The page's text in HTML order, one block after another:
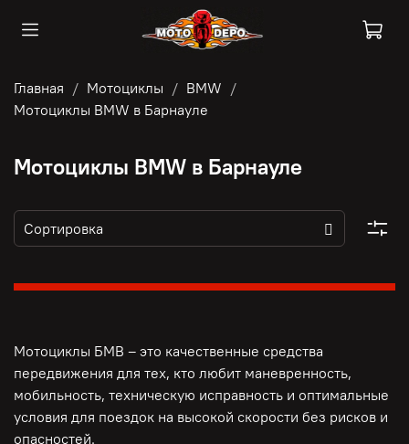
Главная Мотоциклы
BMW
Мотоциклы BMW в Барнауле
Мотоциклы BMW в Барнауле
Мотоциклы БМВ – это качественные средства
передвижения для тех, кто любит маневренность,
мобильность, техническую исправность и оптимальные
условия для поездок на высокой скорости без рисков и
опасностей.